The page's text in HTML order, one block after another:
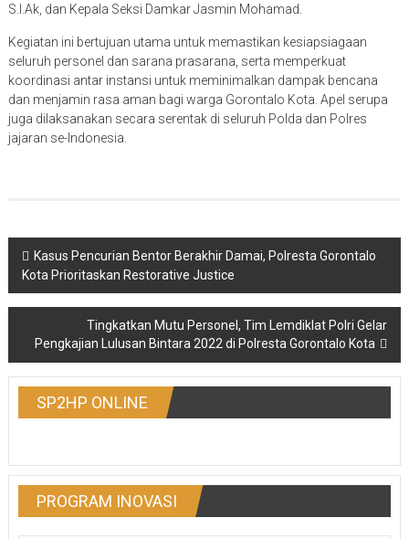
S.I.Ak, dan Kepala Seksi Damkar Jasmin Mohamad.
Kegiatan ini bertujuan utama untuk memastikan kesiapsiagaan
seluruh personel dan sarana prasarana, serta memperkuat
koordinasi antar instansi untuk meminimalkan dampak bencana
dan menjamin rasa aman bagi warga Gorontalo Kota. Apel serupa
juga dilaksanakan secara serentak di seluruh Polda dan Polres
jajaran se-Indonesia.
Post
navigation
Kasus Pencurian Bentor Berakhir Damai, Polresta Gorontalo
Kota Prioritaskan Restorative Justice
Tingkatkan Mutu Personel, Tim Lemdiklat Polri Gelar
Pengkajian Lulusan Bintara 2022 di Polresta Gorontalo Kota
SP2HP ONLINE
PROGRAM INOVASI